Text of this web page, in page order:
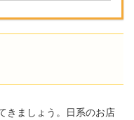
きましょう。日系のお店